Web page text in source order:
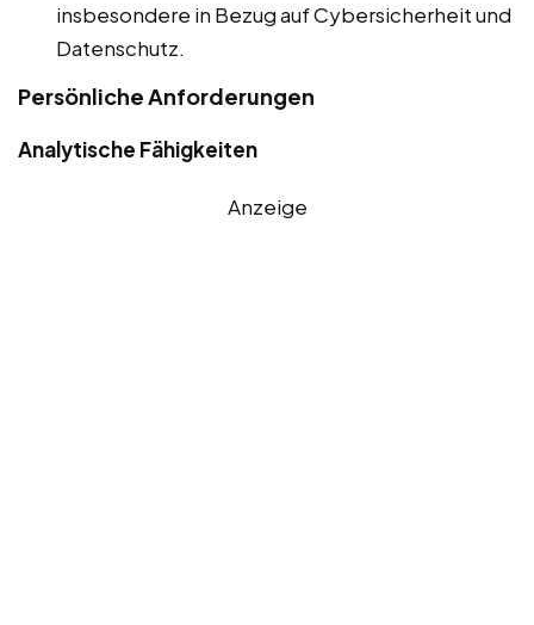
insbesondere in Bezug auf Cybersicherheit und
Datenschutz.
Persönliche Anforderungen
Analytische Fähigkeiten
Anzeige